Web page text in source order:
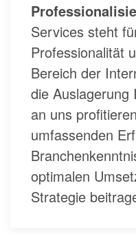
Services steht
Professionalität
Bereich der
die Auslagerung
an uns
umfassenden
optimalen
Strategie